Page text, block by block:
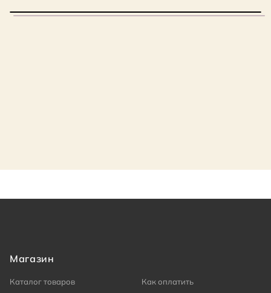
Магазин
Каталог товаров
Как оплатить